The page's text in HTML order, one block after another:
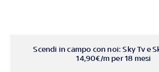
Scendi in campo con noi: Sky Tv e
14,90€/m per 18 mesi